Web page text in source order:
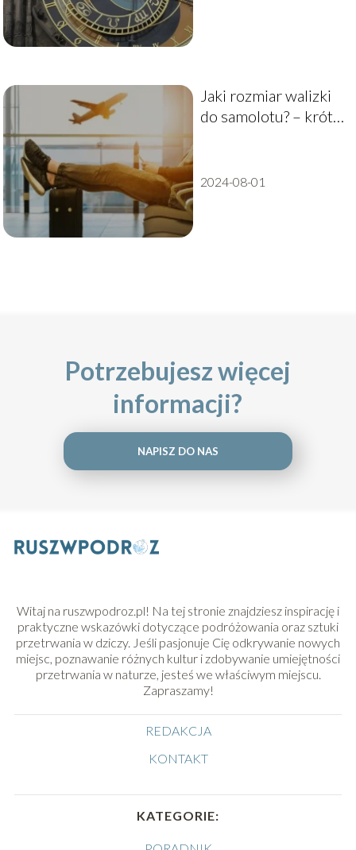
Jaki rozmiar walizki
do samolotu? – krótki
samolotem
2024-08-01
Potrzebujesz więcej
informacji?
NAPISZ DO NAS
Witaj na ruszwpodroz.pl! Na tej stronie znajdziesz inspirację i
praktyczne wskazówki dotyczące podróżowania oraz sztuki
przetrwania w dziczy. Jeśli pasjonuje Cię odkrywanie nowych
miejsc, poznawanie różnych kultur i zdobywanie umiejętności
przetrwania w naturze, jesteś we właściwym miejscu.
Zapraszamy!
REDAKCJA
KONTAKT
KATEGORIE: